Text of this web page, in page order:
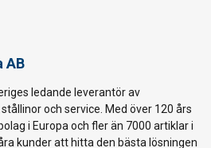
AB
ledande leverantör av
och service. Med över 120 års
i Europa och fler än 7000 artiklar i
kunder att hitta den bästa lösningen